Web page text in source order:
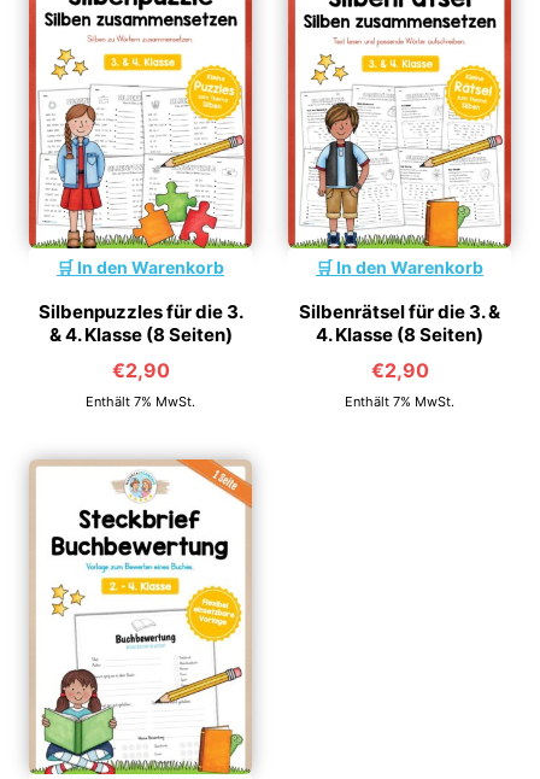
In den Warenkorb
Silbenpuzzles für die 3.
& 4. Klasse (8 Seiten)
€2,90
Enthält 7% MwSt.
In den Warenkorb
Silbenrätsel für die 3. &
4. Klasse (8 Seiten)
€2,90
Enthält 7% MwSt.